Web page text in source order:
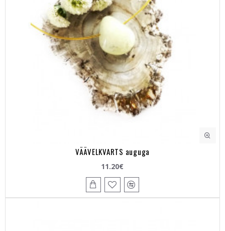
VÄÄVELKVARTS auguga
11.20€